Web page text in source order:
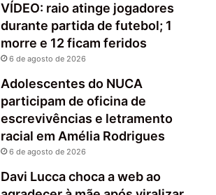
VÍDEO: raio atinge jogadores
durante partida de futebol; 1
morre e 12 ficam feridos
6 de agosto de 2026
Adolescentes do NUCA
participam de oficina de
escrevivências e letramento
racial em Amélia Rodrigues
6 de agosto de 2026
Davi Lucca choca a web ao